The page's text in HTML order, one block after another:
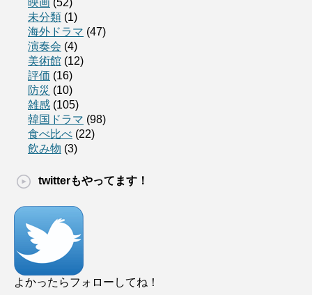
映画 (52)
未分類 (1)
海外ドラマ (47)
演奏会 (4)
美術館 (12)
評価 (16)
防災 (10)
雑感 (105)
韓国ドラマ (98)
食べ比べ (22)
飲み物 (3)
twitterもやってます！
よかったらフォローしてね！